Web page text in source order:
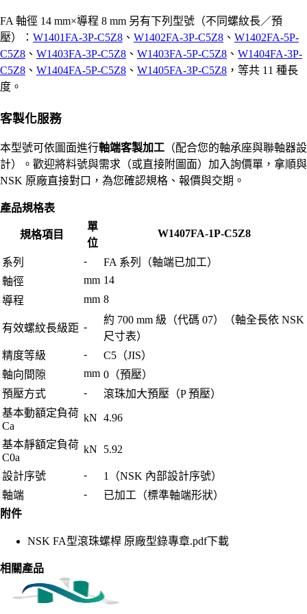
FA 軸徑 14 mm×導程 8 mm 另有下列型號（不同螺紋長／預
壓）： W1401FA-3P-C5Z8 、 W1402FA-3P-C5Z8 、 W1402FA-5P-
C5Z8 、 W1403FA-3P-C5Z8 、 W1403FA-5P-C5Z8 、 W1404FA-3P-
C5Z8 、 W1404FA-5P-C5Z8 、 W1405FA-3P-C5Z8 ，等共 11 種長
度。
客製化服務
本型號可依圖面進行軸端客製加工 （配合您的軸承座與聯軸器設
計）。歡迎將料號與需求（或直接附圖面）加入詢價單，拿順與
NSK 原廠直接對口，為您確認規格、報價與交期。
產品規格表
規格項目
單
位
W1407FA-1P-C5Z8
系列 -
FA 系列（軸端已加工）
軸徑
mm 14
導程
mm 8
有效螺紋長級距 -
約 700 mm 級（代碼 07）（軸全長依 NSK
尺寸表）
精度等級
-
C5（JIS）
軸向間隙
mm 0（預壓）
預壓方式
-
滾珠加大預壓（P 預壓）
基本動額定負荷
Ca
kN 4.96
基本靜額定負荷
C0a
kN 5.92
設計序號 -
1（NSK 內部設計序號）
軸端
-
已加工（標準軸端形狀）
附件
NSK FA型滾珠螺桿 原廠型錄專章.pdf下載
相關產品